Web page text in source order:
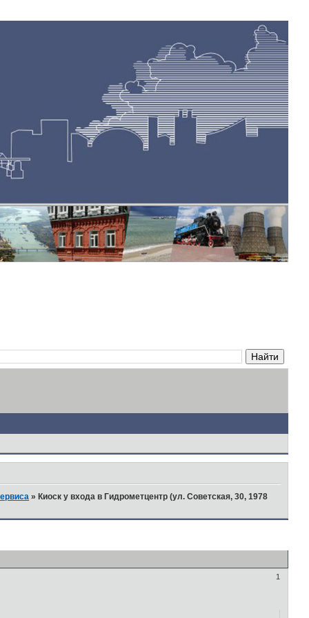
»Киоск у входа в Гидрометцентр (ул. Советская, 30, 1978
1